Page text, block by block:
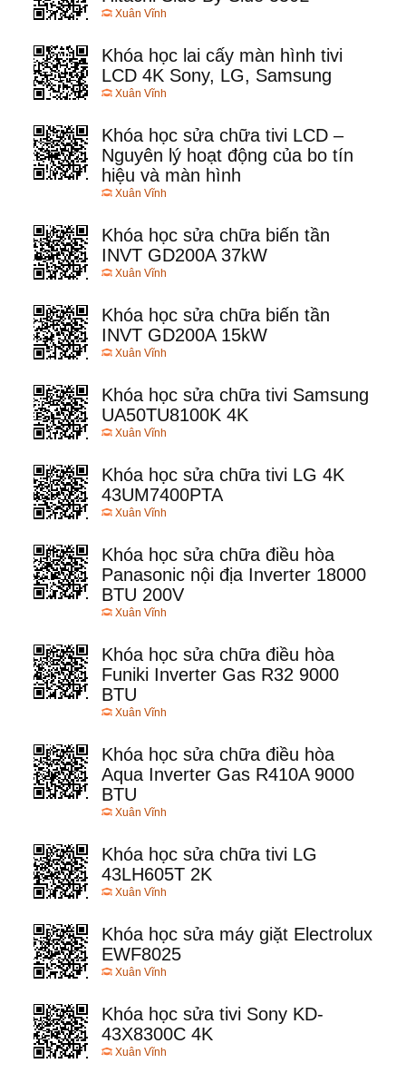
Xuân Vĩnh
Khóa học lai cấy màn hình tivi
LCD 4K Sony, LG, Samsung
Xuân Vĩnh
Khóa học sửa chữa tivi LCD –
Nguyên lý hoạt động của bo tín
hiệu và màn hình
Xuân Vĩnh
Khóa học sửa chữa biến tần
INVT GD200A 37kW
Xuân Vĩnh
Khóa học sửa chữa biến tần
INVT GD200A 15kW
Xuân Vĩnh
Khóa học sửa chữa tivi Samsung
UA50TU8100K 4K
Xuân Vĩnh
Khóa học sửa chữa tivi LG 4K
43UM7400PTA
Xuân Vĩnh
Khóa học sửa chữa điều hòa
Panasonic nội địa Inverter 18000
BTU 200V
Xuân Vĩnh
Khóa học sửa chữa điều hòa
Funiki Inverter Gas R32 9000
BTU
Xuân Vĩnh
Khóa học sửa chữa điều hòa
Aqua Inverter Gas R410A 9000
BTU
Xuân Vĩnh
Khóa học sửa chữa tivi LG
43LH605T 2K
Xuân Vĩnh
Khóa học sửa máy giặt Electrolux
EWF8025
Xuân Vĩnh
Khóa học sửa tivi Sony KD-
43X8300C 4K
Xuân Vĩnh